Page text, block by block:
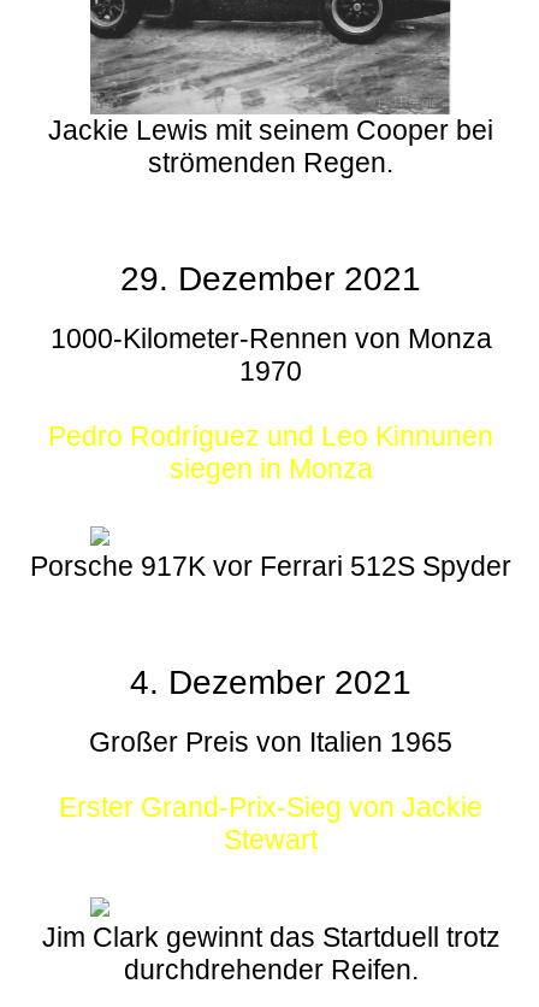
Jackie Lewis mit seinem Cooper bei
strömenden Regen.
29. Dezember 2021
1000-Kilometer-Rennen von Monza
1970
Pedro Rodríguez und Leo Kinnunen
siegen in Monza
Porsche 917K vor Ferrari 512S Spyder
4. Dezember 2021
Großer Preis von Italien 1965
Erster Grand-Prix-Sieg von Jackie
Stewart
Jim Clark gewinnt das Startduell trotz
durchdrehender Reifen.